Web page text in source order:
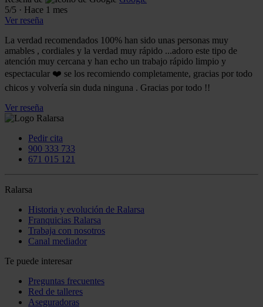
5/5 · Hace 1 mes
Ver reseña
La verdad recomendados 100% han sido unas personas muy
amables , cordiales y la verdad muy rápido ...adoro este tipo de
atención muy cercana y han echo un trabajo rápido limpio y
espectacular ❤️ se los recomiendo completamente, gracias por todo
chicos y volvería sin duda ninguna . Gracias por todo !!
Ver reseña
Pedir cita
900 333 733
671 015 121
Ralarsa
Historia y evolución de Ralarsa
Franquicias Ralarsa
Trabaja con nosotros
Canal mediador
Te puede interesar
Preguntas frecuentes
Red de talleres
Aseguradoras